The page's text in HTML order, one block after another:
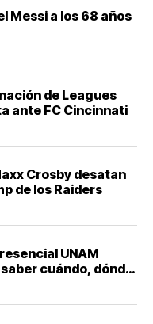
Messi a los 68 años
de Leagues
ante FC Cincinnati
Crosby desatan
de los Raiders
UNAM
cuándo, dónde